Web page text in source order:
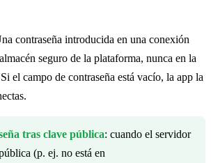
contraseña introducida en una conexión
seguro de la plataforma, nunca en la
el campo de contraseña está vacío, la app la
tras clave pública: cuando el servidor
(p. ej. no está en